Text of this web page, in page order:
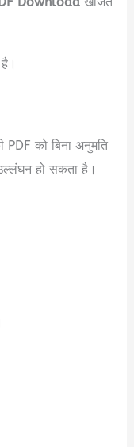
PDF को बिना अनुमति
हो सकता है।